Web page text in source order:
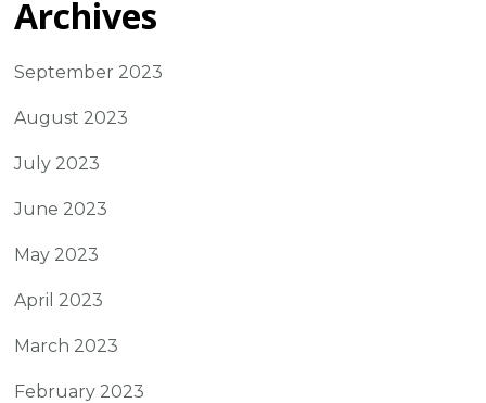
Archives
September 2023
August 2023
July 2023
June 2023
May 2023
April 2023
March 2023
February 2023